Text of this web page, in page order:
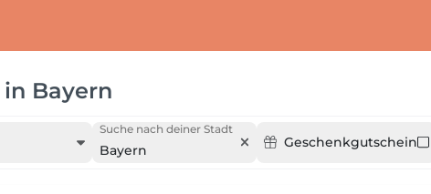
in Bayern
Suche nach deiner Stadt
Bayern Geschenkgutschein